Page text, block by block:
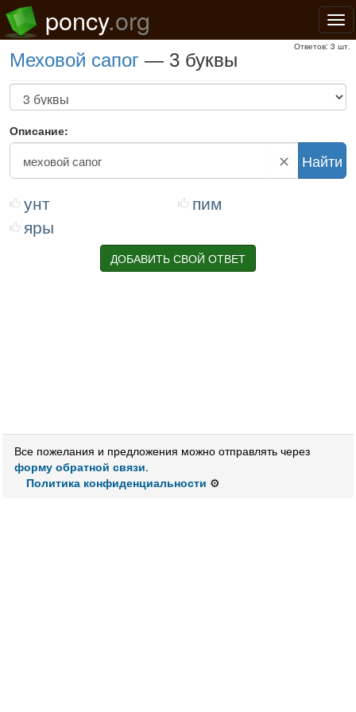
poncy.org
меховой сапог — 3 буквы
Ответов: 3 шт.
унт
пим
яры
Описание:
✕ Найти
ДОБАВИТЬ СВОЙ ОТВЕТ
Все пожелания и предложения можно отправлять через
форму обратной связи.
Политика конфиденциальности ⚙️